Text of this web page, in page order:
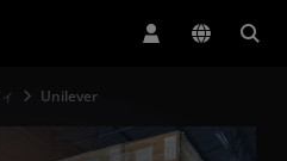
Unilever